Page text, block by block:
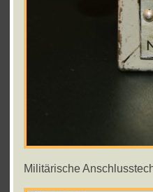
Militärische